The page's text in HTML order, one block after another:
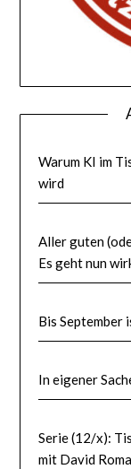
Warum KI im
wird
Aller guten
Es geht nun
Bis September
In eigener
Serie (12/x):
mit David